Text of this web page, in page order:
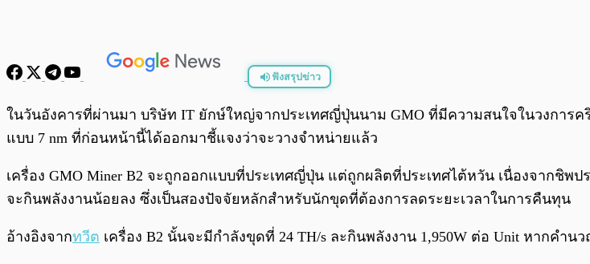
ฟังสรุปข่าว
พร้อมเล่น
ในวันอังคารที่ผ่านมา บริษัท IT ยักษ์ใหญ่จากประเทศญี่ปุ่นนาม GMO ที่มีความสนใจในวงการค
แบบ 7 nm ที่ก่อนหน้านี้ได้ออกมาชี้แจงว่าจะวางจำหน่ายแล้ว
เครื่อง GMO Miner B2 จะถูกออกแบบที่ประเทศญี่ปุ่น แต่ถูกผลิตที่ประเทศไต้หวัน เนื่องจากชิ
จะกินพลังงานน้อยลง ซึ่งเป็นสองปัจจัยหลักสำหรับนักขุดที่ต้องการลดระยะเวลาในการคืนทุน
อ้างอิงจากทวีต เครื่อง B2 นั้นจะมีกำลังขุดที่ 24 TH/s ละกินพลังงาน 1,950W ต่อ Unit หากคำ